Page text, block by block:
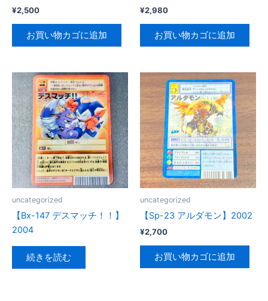
¥2,500
お買い物カゴに追加
¥2,980
お買い物カゴに追加
uncategorized
【Bx-147 デスマッチ！！】
2004
続きを読む
uncategorized
【Sp-23 アルダモン】2002
¥2,700
お買い物カゴに追加